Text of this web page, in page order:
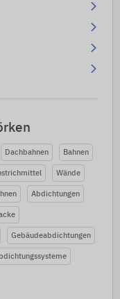
Dachbahnen Bahnen
Wände
Abdichtungen
Gebäudeabdichtungen